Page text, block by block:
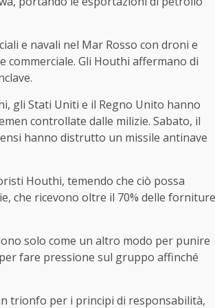
e navali nel Mar Rosso con droni e
commerciale. Gli Houthi affermano di
gli Stati Uniti e il Regno Unito hanno
controllate dalle milizie. Sabato, il
hanno distrutto un missile antinave
Houthi, temendo che ciò possa
che ricevono oltre il 70% delle forniture
solo come un altro modo per punire
fare pressione sul gruppo affinché
trionfo per i principi di responsabilità,